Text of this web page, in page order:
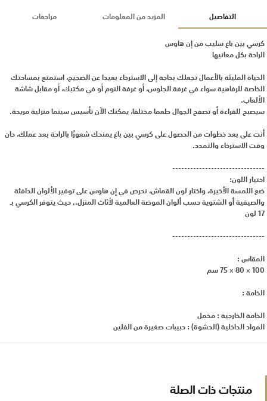
التفاصيل
كرسي بين باغ سليب من إن هاوس
الراحة بكل معانيها
الحياة المليئة بالأعمال تجعلك بحاجة إلى الاسترخاء بعيدا عن الضجيج، استمتع بمساحتك
الخاصة للرفاهية سواء في غرفة الجلوس، أو غرفة النوم أو في مكتبك، أو مقابل شاشة
الألعاب.
سيصبح للقراءة أو تصفح الجوال طعما مختلفا، يمكنك الآن تأسيس سينما منزلية مريحة.
أنت على بعد خطوات من الحصول على كرسي بين باغ يمنحك شعورًا بالراحة بعد عملك، حان
وقت الاسترخاء والتمدد.
-------------------------------
اختيار اللون:
ضع اللمسة الأخيرة، واختار لون القماش، نحرص في إن هاوس على توفير الألوان الدافئة
والصيفية أو الشتوية حسب ألوان الموضة العالمية لأثاث المنزل., حيث يتوفر الكرسي بـ
17 لون
-------------------------------
المقاس :
100 × 80 × 75 سم
الخامة :
الخامة الخارجية : مخمل
المواد الداخلية (الحشوة) : حبيبات صغيرة من الفلين
المزيد من المعلومات مراجعات
منتجات ذات الصلة